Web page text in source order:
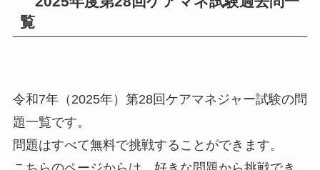
覧
令和7年（2025年）第28回ケアマネジャー試験の問
題一覧です。
問題はすべて無料で挑戦することができます。